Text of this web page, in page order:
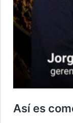
Así es